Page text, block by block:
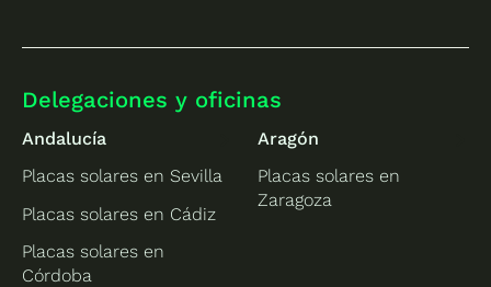
Delegaciones y oficinas
Andalucía
Placas solares en Sevilla
Placas solares en Cádiz
Placas solares en
Córdoba
Aragón
Placas solares en
Zaragoza